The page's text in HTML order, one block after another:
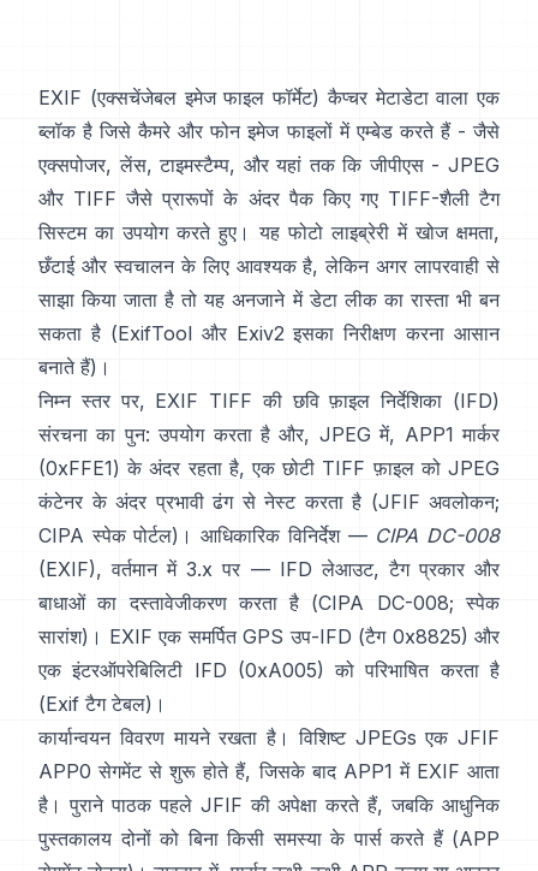
EXIF (एक्सचेंजेबल इमेज फाइल फॉर्मेट) कैप्चर मेटाडेटा वाला एक
ब्लॉक है जिसे कैमरे और फोन इमेज फाइलों में एम्बेड करते हैं - जैसे
एक्सपोजर, लेंस, टाइमस्टैम्प, और यहां तक कि जीपीएस - JPEG
और TIFF जैसे प्रारूपों के अंदर पैक किए गए TIFF-शैलीटैग
सिस्टम का उपयोग करते हुए। यह फोटो लाइब्रेरी में खोज क्षमता,
छँटाई और स्वचालन के लिए आवश्यक है, लेकिन अगर लापरवाही से
साझा किया जाता है तो यह अनजाने में डेटा लीक का रास्ता भी बन
सकता है (ExifToolऔर Exiv2 इसका निरीक्षण करना आसान
बनाते हैं)।
निम्न स्तर पर, EXIF TIFF की छवि फ़ाइल निर्देशिका (IFD)
संरचना का पुन: उपयोग करता है और, JPEG में, APP1 मार्कर
(0xFFE1) के अंदर रहता है, एक छोटी TIFF फ़ाइल को JPEG
कंटेनर के अंदर प्रभावी ढंग से नेस्ट करता है (JFIF अवलोकन;
CIPA स्पेक पोर्टल)। आधिकारिक विनिर्देश — CIPA DC-008
(EXIF), वर्तमान में 3.x पर — IFD लेआउट, टैग प्रकार और
बाधाओं का दस्तावेजीकरण करता है (CIPA DC-008;स्पेक
सारांश)। EXIF एक समर्पित GPS उप-IFD (टैग 0x8825) और
एक इंटरऑपरेबिलिटी IFD (0xA005) को परिभाषित करता है
(Exif टैग टेबल)।
कार्यान्वयन विवरण मायने रखता है। विशिष्ट JPEGs एक JFIF
APP0 सेगमेंट से शुरू होते हैं, जिसके बाद APP1 में EXIF आता
है। पुराने पाठक पहले JFIF की अपेक्षा करते हैं, जबकि आधुनिक
पुस्तकालय दोनों को बिना किसी समस्या के पार्स करते हैं (APP